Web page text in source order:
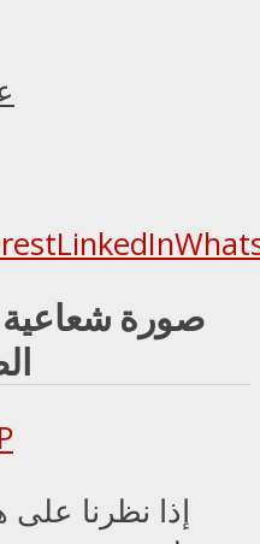
LinkedIn
صورة
إذا نظرنا